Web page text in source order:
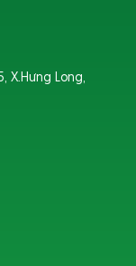
X.Hưng Long,